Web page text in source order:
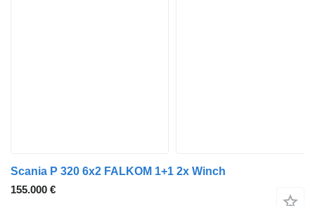
Scania P 320 6x2 FALKOM 1+1 2x Winch
155.000 €